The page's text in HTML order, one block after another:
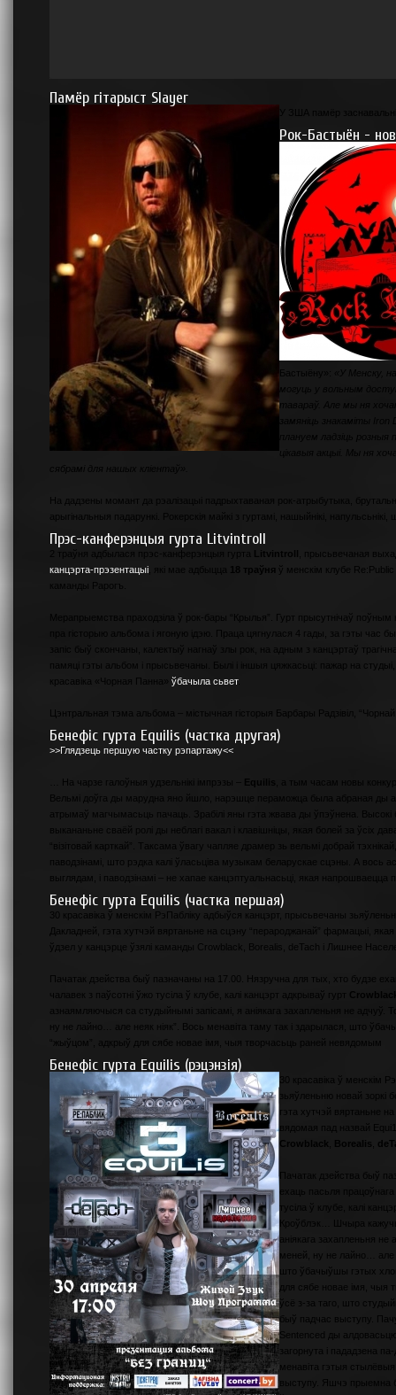
Памёр гітарыст Slayer
Рок-Бастыён -
Бастыёну»:
«У Менску,
могуць у вольным
цікавыя акцыі. Мы ня
сябрамі для нашых кліентаў».
На дадзены момант да рэалізацыі падрыхтаваная рок-атрыбутыка,
арыгінальныя падарункі. Рокерскія майкі з гуртамі, нашыйнікі, напульсьнікі,
Прэс-канферэнцыя гурта Litvintroll
2 траўня адбылася прэс-канферэнцыя гурта Litvintroll , прысьвечаная
канцэрта-прэзентацыі , які мае адбыцца 18 траўня ў менскім клубе
каманды Рарогъ.
Мерапрыемства праходзіла ў рок-бары “Крылья”. Гурт прысутнічаў
пра гісторыю альбома і ягоную ідэю. Праца цягнулася 4 гады, за гэты час
запіс быў скончаны, калектыў нагнаў злы рок, на адным з канцэртаў
памяці гэты альбом і прысьвечаны. Былі і іншыя цяжкасьці: пажар на
красавіка «Чорная Панна» ўбачыла сьвет.
Цэнтральная тэма альбома – містычная гісторыя Барбары Радзівіл,
Бенефіс гурта Equilis (частка другая)
>>Глядзець першую частку рэпартажу<<
… На чарзе галоўныя удзельнікі імпрэзы – Equilis
Вельмі доўга ды марудна яно йшло, нарэшце пераможца была абраная ды
атрымаў магчымасьць пачаць. Зрабілі яны гэта жвава ды ўпэўнена.
выкананьне сваёй ролі ды неблагі вакал і клавішніцы, якая болей за ўсіх
“візітовай карткай”. Таксама ўвагу чапляе драмер зь вельмі добрай
паводзінамі, што рэдка калі ўласьціва музыкам беларускае сцэны. А вось
выглядам, і паводзінамі – не хапае канцэптуальнасьці, якая
Бенефіс гурта Equilis (частка першая)
30 красавіка ў менскім РэПабліку адбыўся канцэрт, прысьвечаны
Дакладней, гэта хутчэй вяртаньне на сцэну “перароджанай” фармацыі,
ўдзел у канцэрце ўзялі каманды Crowblack, Borealis, deTach і Лишнее
Пачатак дзейства быў пазначаны на 17.00. Нязручна для тых, хто будзе
чалавек з паўсотні ўжо тусіла ў клубе, калі канцэрт адкрываў гурт
азнаямляючыся са студыйнымі запісамі, я аніякага захапленьня не адчуў.
ну не лайно… але неяк ніяк”. Вось менавіта таму так і здарылася, што
“жыўцом”, адкрыў для сябе новае імя, чыя творчасьць раней невядомым
Бенефіс гурта Equilis (рэцэнзія)
30 красавіка ў менскім
зьяўленьню новай
гэта хутчэй вяртаньне
вядомая пад назвай
Crowblack
Borealis
Пачатак дзейства быў
ехаць пасьля
тусіла ў клубе, калі
Кроўблэк… Шчыра
аніякага захапленьня
меней, ну не лайно… але
што ўбачыўшы гэтых
для сябе новае імя, чыя
ўсё з-за таго, што
быў падчас выступу.
Sentenced ды
загорнута і пададзена
менавіта гэтыя
выступу. Яшчэ прыемна